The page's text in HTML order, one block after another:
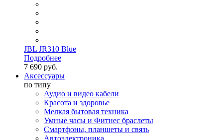
JBL JR310 Blue
Подробнее
7 690 руб.
Аксессуары
по типу
Аудио и видео кабели
Красота и здоровье
Мелкая бытовая техника
Умные часы и Фитнес браслеты
Смартфоны, планшеты и связь
Автоэлектроника